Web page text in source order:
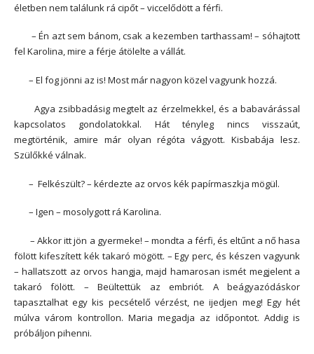
életben nem találunk rá cipőt – viccelődött a férfi.
– Én azt sem bánom, csak a kezemben tarthassam! – sóhajtott
fel Karolina, mire a férje átölelte a vállát.
– El fog jönni az is! Most már nagyon közel vagyunk hozzá.
Agya zsibbadásig megtelt az érzelmekkel, és a babavárással
kapcsolatos gondolatokkal. Hát tényleg nincs visszaút,
megtörténik, amire már olyan régóta vágyott. Kisbabája lesz.
Szülőkké válnak.
– Felkészült? – kérdezte az orvos kék papírmaszkja mögül.
– Igen – mosolygott rá Karolina.
– Akkor itt jön a gyermeke! – mondta a férfi, és eltűnt a nő hasa
fölött kifeszített kék takaró mögött. – Egy perc, és készen vagyunk
– hallatszott az orvos hangja, majd hamarosan ismét megjelent a
takaró fölött. – Beültettük az embriót. A beágyazódáskor
tapasztalhat egy kis pecsételő vérzést, ne ijedjen meg! Egy hét
múlva várom kontrollon. Maria megadja az időpontot. Addig is
próbáljon pihenni.